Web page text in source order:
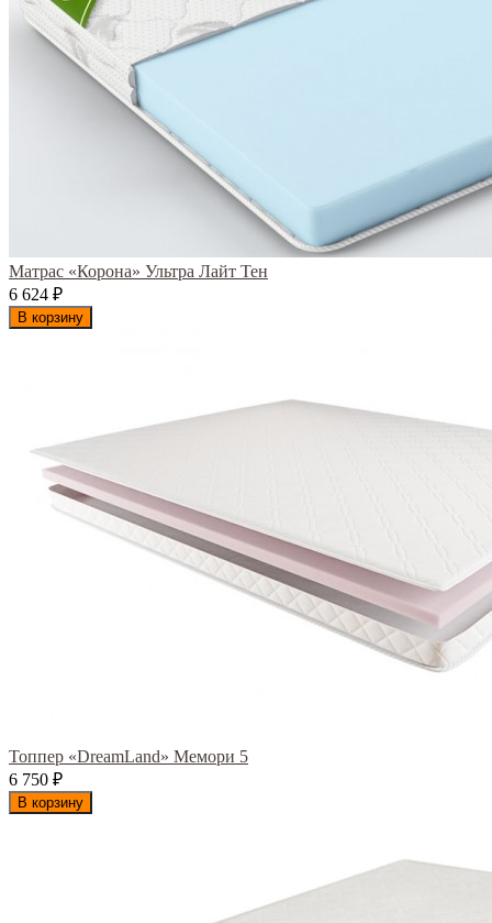
Матрас «Корона» Ультра Лайт Тен
6 624 ₽
В корзину
Топпер «DreamLand» Мемори 5
6 750 ₽
В корзину